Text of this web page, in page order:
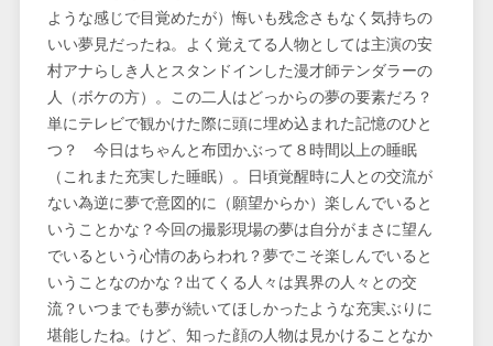
ような感じで目覚めたが）悔いも残念さもなく気持ちの
いい夢見だったね。よく覚えてる人物としては主演の安
村アナらしき人とスタンドインした漫才師テンダラーの
人（ボケの方）。この二人はどっからの夢の要素だろ？
単にテレビで観かけた際に頭に埋め込まれた記憶のひと
つ？ 今日はちゃんと布団かぶって８時間以上の睡眠
（これまた充実した睡眠）。日頃覚醒時に人との交流が
ない為逆に夢で意図的に（願望からか）楽しんでいると
いうことかな？今回の撮影現場の夢は自分がまさに望ん
でいるという心情のあらわれ？夢でこそ楽しんでいると
いうことなのかな？出てくる人々は異界の人々との交
流？いつまでも夢が続いてほしかったような充実ぶりに
堪能したね。けど、知った顔の人物は見かけることなか